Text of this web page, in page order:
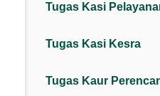
Tugas Kasi
Tugas Kasi Kesra
Tugas Kaur